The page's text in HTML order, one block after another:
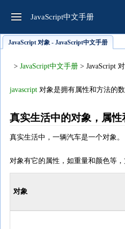
JavaScript中文手册
JavaScript 对象 - JavaScript中文手册
> JavaScript中文手册 > JavaScript
javascript 对象是拥有属性和方法的数
真实生活中的对象，属性
真实生活中，一辆汽车是一个对象。
对象有它的属性，如重量和颜色等
对象